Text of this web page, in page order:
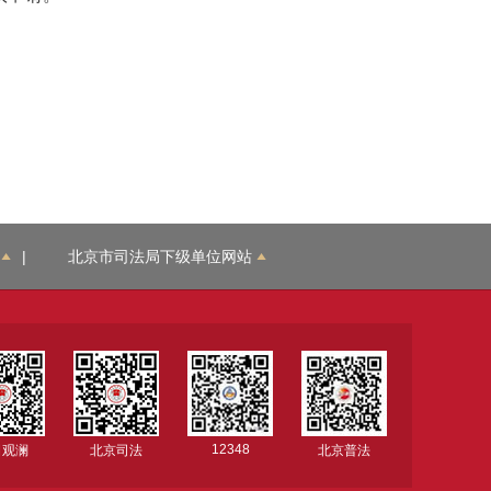
| 北京市司法局下级单位网站
澜 北京司法 12348 北京普法